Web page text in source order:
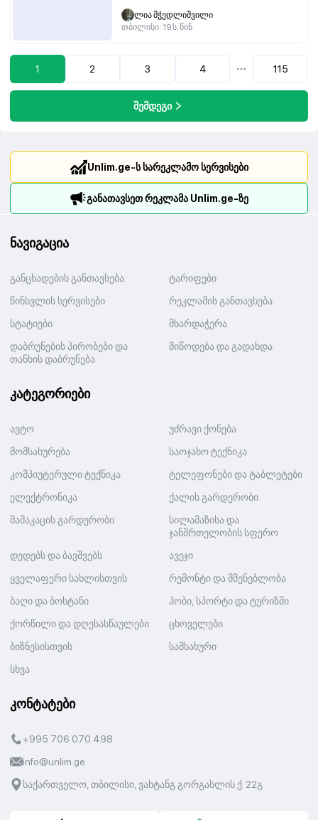
ლია მჭედლიშვილი
თბილისი 19 ს. წინ
1 2 3 4 ... 115
შემდეგი
Unlim.ge-ს სარეკლამო სერვისები
განათავსეთ რეკლამა Unlim.ge-ზე
ნავიგაცია
განცხადების განთავსება
ტარიფები
წინსვლის სერვისები
რეკლამის განთავსება
სტატიები
მხარდაჭერა
დაბრუნების პირობები და
თანხის დაბრუნება
მიწოდება და გადახდა
კატეგორიები
ავტო
უძრავი ქონება
მომსახურება
საოჯახო ტექნიკა
კომპიუტერული ტექნიკა
ტელეფონები და ტაბლეტები
ელექტრონიკა
ქალის გარდერობი
მამაკაცის გარდერობი
სილამაზისა და
ჯანმრთელობის სფერო
დედებს და ბავშვებს
ავეჯი
ყველაფერი სახლისთვის
რემონტი და მშენებლობა
ბაღი და ბოსტანი
ჰობი, სპორტი და ტურიზმი
ქორწილი და დღესასწაულები
ცხოველები
ბიზნესისთვის
სამსახური
სხვა
კონტატები
+995 706 070 498
info@unlim.ge
საქართველო, თბილისი, ვახტანგ გორგასლის ქ. 22გ